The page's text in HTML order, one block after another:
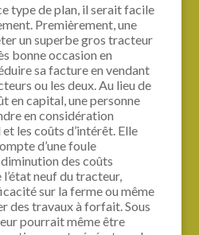
type de plan, il serait facile
Premièrement, une
un superbe gros tracteur
bonne occasion en
sa facture en vendant
ou les deux. Au lieu de
en capital, une personne
en considération
les coûts d’intérêt. Elle
d’une foule
des coûts
l’état neuf du tracteur,
sur la ferme ou même
des travaux à forfait. Sous
pourrait même être